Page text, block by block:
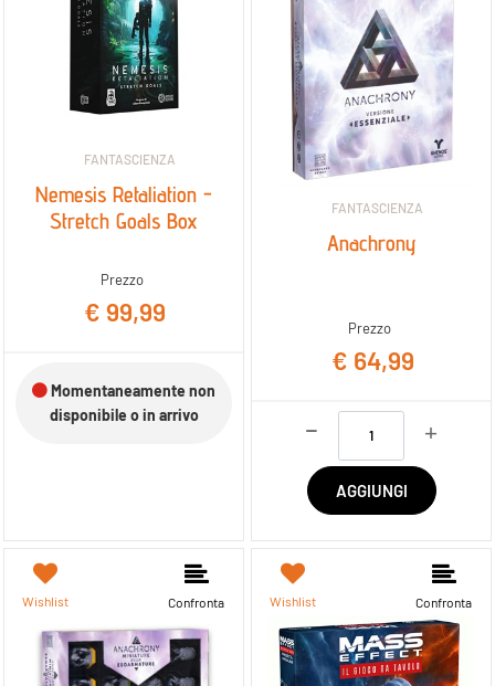
FANTASCIENZA
Nemesis Retaliation -
Stretch Goals Box
Prezzo
€ 99,99
Momentaneamente non
disponibile o in arrivo
FANTASCIENZA
Anachrony
Prezzo
€ 64,99
AGGIUNGI
Wishlist Confronta Wishlist Confronta